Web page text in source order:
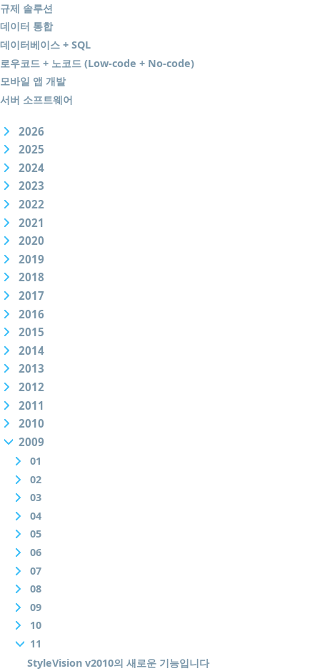
규제 솔루션
데이터 통합
데이터베이스 + SQL
로우코드 + 노코드 (Low-code + No-code)
모바일 앱 개발
서버 소프트웨어
2026
2025
2024
2023
2022
2021
2020
2019
2018
2017
2016
2015
2014
2013
2012
2011
2010
2009
01
02
03
04
05
06
07
08
09
10
11
StyleVision v2010의 새로운 기능입니다